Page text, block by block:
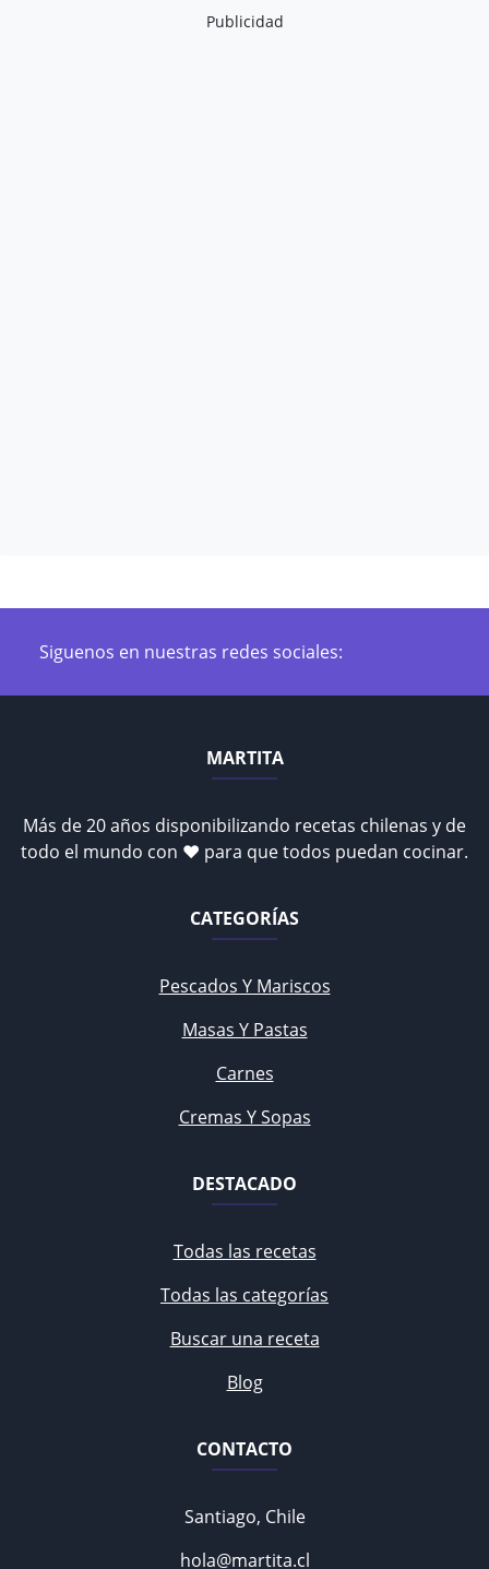
Publicidad
Siguenos en nuestras redes sociales:
MARTITA
Más de 20 años disponibilizando recetas chilenas y de
todo el mundo con ♥ para que todos puedan cocinar.
CATEGORÍAS
Pescados Y Mariscos
Masas Y Pastas
Carnes
Cremas Y Sopas
DESTACADO
Todas las recetas
Todas las categorías
Buscar una receta
Blog
CONTACTO
Santiago, Chile
hola@martita.cl